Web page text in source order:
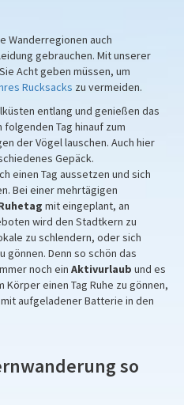
Wanderregionen auch
gebrauchen. Mit unserer
Acht geben müssen, um
Rucksacks zu vermeiden.
entlang und genießen das
Tag hinauf zum
der Vögel lauschen. Auch hier
Gepäck.
einen Tag aussetzen und sich
Bei einer mehrtägigen
mit eingeplant, an
wird den Stadtkern zu
zu schlendern, oder sich
gönnen. Denn so schön das
noch ein Aktivurlaub und es
Körper einen Tag Ruhe zu gönnen,
aufgeladener Batterie in den
so